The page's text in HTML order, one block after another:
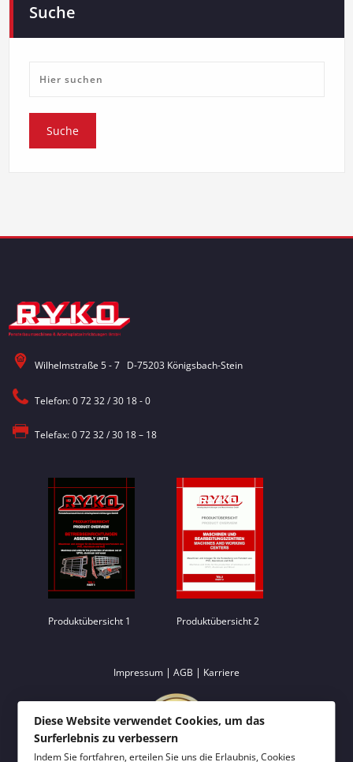
Suche
Wilhelmstraße 5 - 7 D-75203 Königsbach-Stein
Telefon: 0 72 32 / 30 18 - 0
Telefax: 0 72 32 / 30 18 – 18
Produktübersicht 1 Produktübersicht 2
Impressum | AGB | Karriere
Diese Website verwendet Cookies, um das
Surferlebnis zu verbessern
Indem Sie fortfahren, erteilen Sie uns die Erlaubnis, Cookies